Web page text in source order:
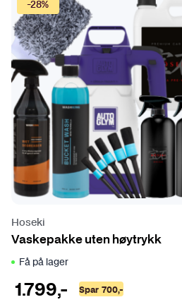
-28%
Hoseki
Vaskepakke uten høytrykk
Få på lager
1.799,- Spar 700,-